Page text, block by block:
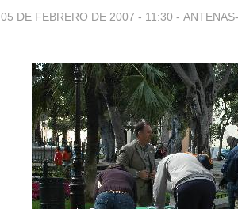
05 DE FEBRERO DE 2007 - 11:30 -